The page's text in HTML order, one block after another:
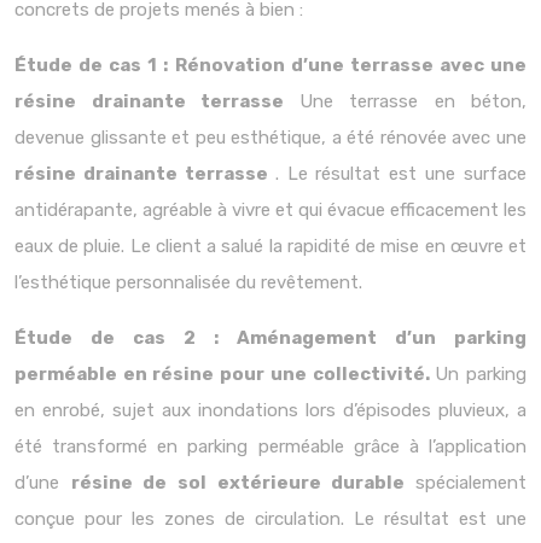
concrets de projets menés à bien :
Étude de cas 1 : Rénovation d’une terrasse avec une
résine drainante terrasse Une terrasse en béton,
devenue glissante et peu esthétique, a été rénovée avec une
résine drainante terrasse . Le résultat est une surface
antidérapante, agréable à vivre et qui évacue efficacement les
eaux de pluie. Le client a salué la rapidité de mise en œuvre et
l’esthétique personnalisée du revêtement.
Étude de cas 2 : Aménagement d’un parking
perméable en résine pour une collectivité. Un parking
en enrobé, sujet aux inondations lors d’épisodes pluvieux, a
été transformé en parking perméable grâce à l’application
d’une résine de sol extérieure durablespécialement
conçue pour les zones de circulation. Le résultat est une